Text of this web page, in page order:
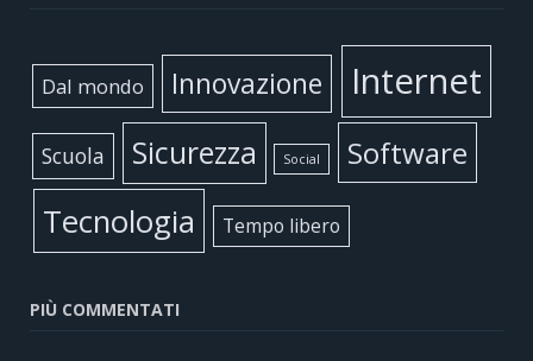
Dal mondo Innovazione Internet
Scuola Sicurezza Social Software
Tecnologia Tempo libero
PIÙ COMMENTATI